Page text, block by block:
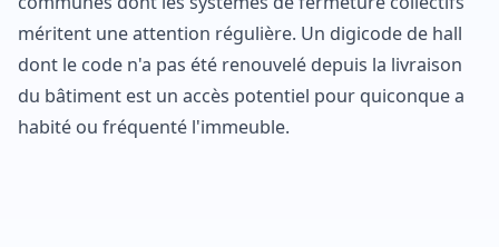
méritent une attention régulière. Un digicode de hall
dont le code n'a pas été renouvelé depuis la livraison
du bâtiment est un accès potentiel pour quiconque a
habité ou fréquenté l'immeuble.